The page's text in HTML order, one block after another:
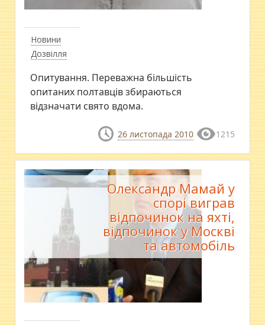
Новини
Дозвілля
Опитування. Переважна більшість
опитаних полтавців збираються
відзначати свято вдома.
26 листопада 2010 1215
Олександр Мамай у
спорі виграв
відпочинок на яхті,
відпочинок у Москві
та автомобіль